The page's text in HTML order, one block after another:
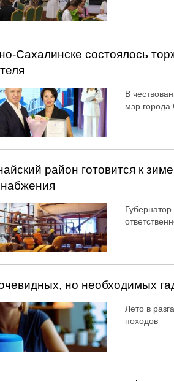
Сахалинске состоялось
В
мэр города
район готовится к
но необходимых
Лето в
походов